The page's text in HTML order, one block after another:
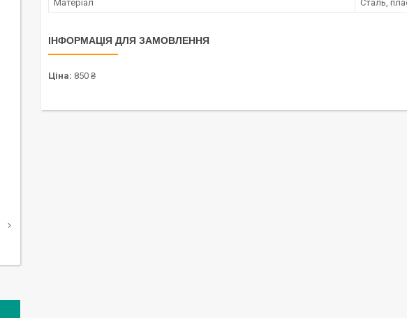
Матеріал
Сталь,
ІНФОРМАЦІЯ ДЛЯ ЗАМОВЛЕННЯ
Ціна: 850 ₴